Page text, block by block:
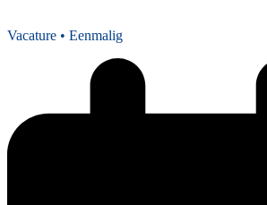
Vacature • Eenmalig